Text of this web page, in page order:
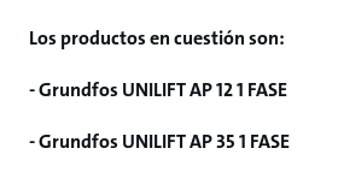
Los productos en cuestión son:
- Grundfos UNILIFT AP 12 1 FASE
- Grundfos UNILIFT AP 35 1 FASE